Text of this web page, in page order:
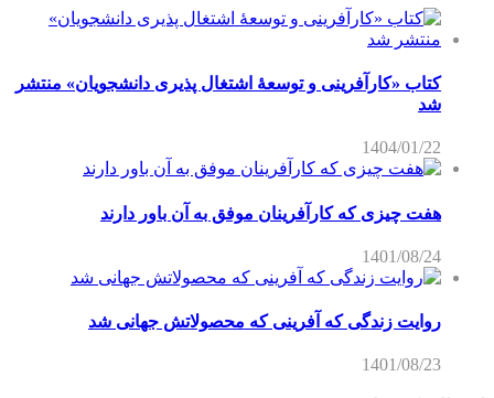
کتاب «کارآفرینی و توسعۀ اشتغال پذیری دانشجویان» منتشر
شد
1404/01/22
هفت چیزی که کارآفرینان موفق به آن باور دارند
1401/08/24
روایت زندگی که آفرینی که محصولاتش جهانی شد
1401/08/23